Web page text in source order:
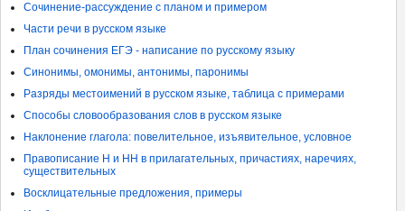
Сочинение-рассуждение с планом и примером
Части речи в русском языке
План сочинения ЕГЭ - написание по русскому языку
Синонимы, омонимы, антонимы, паронимы
Разряды местоимений в русском языке, таблица с примерами
Способы словообразования слов в русском языке
Наклонение глагола: повелительное, изъявительное, условное
Правописание Н и НН в прилагательных, причастиях, наречиях,
существительных
Восклицательные предложения, примеры